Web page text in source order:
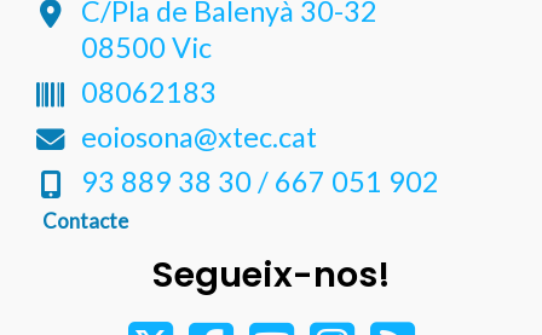
C/Pla de Balenyà 30-32
08500 Vic
08062183
eoiosona@xtec.cat
93 889 38 30 / 667 051 902
Contacte
Segueix-nos!